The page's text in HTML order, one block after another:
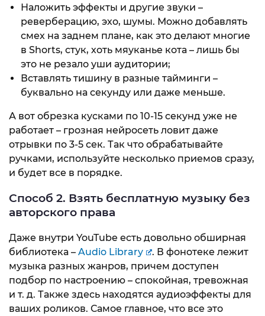
Наложить эффекты и другие звуки –
реверберацию, эхо, шумы. Можно добавлять
смех на заднем плане, как это делают многие
в Shorts, стук, хоть мяуканье кота – лишь бы
это не резало уши аудитории;
Вставлять тишину в разные тайминги –
буквально на секунду или даже меньше.
А вот обрезка кусками по 10-15 секунд уже не
работает – грозная нейросеть ловит даже
отрывки по 3-5 сек. Так что обрабатывайте
ручками, используйте несколько приемов сразу,
и будет все в порядке.
Способ 2. Взять бесплатную музыку без
авторского права
Даже внутри YouTube есть довольно обширная
библиотека – Audio Library
. В фонотеке лежит
музыка разных жанров, причем доступен
подбор по настроению – спокойная, тревожная
и т. д. Также здесь находятся аудиоэффекты для
ваших роликов. Самое главное, что все это